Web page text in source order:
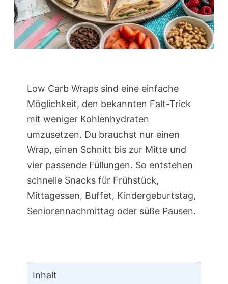
Low Carb Wraps sind eine einfache
Möglichkeit, den bekannten Falt-Trick
mit weniger Kohlenhydraten
umzusetzen. Du brauchst nur einen
Wrap, einen Schnitt bis zur Mitte und
vier passende Füllungen. So entstehen
schnelle Snacks für Frühstück,
Mittagessen, Buffet, Kindergeburtstag,
Seniorennachmittag oder süße Pausen.
Inhalt